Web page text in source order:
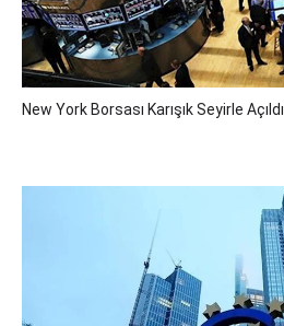
New York Borsası Karışık Seyirle Açıldı